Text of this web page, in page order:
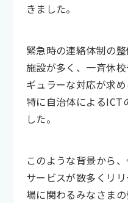
きました。
緊急時の連絡体制の
施設が多く、一斉休
ギュラーな対応が求
特に自治体によるICT
した。
このような背景から
サービスが数多くリ
場に関わるみなさま